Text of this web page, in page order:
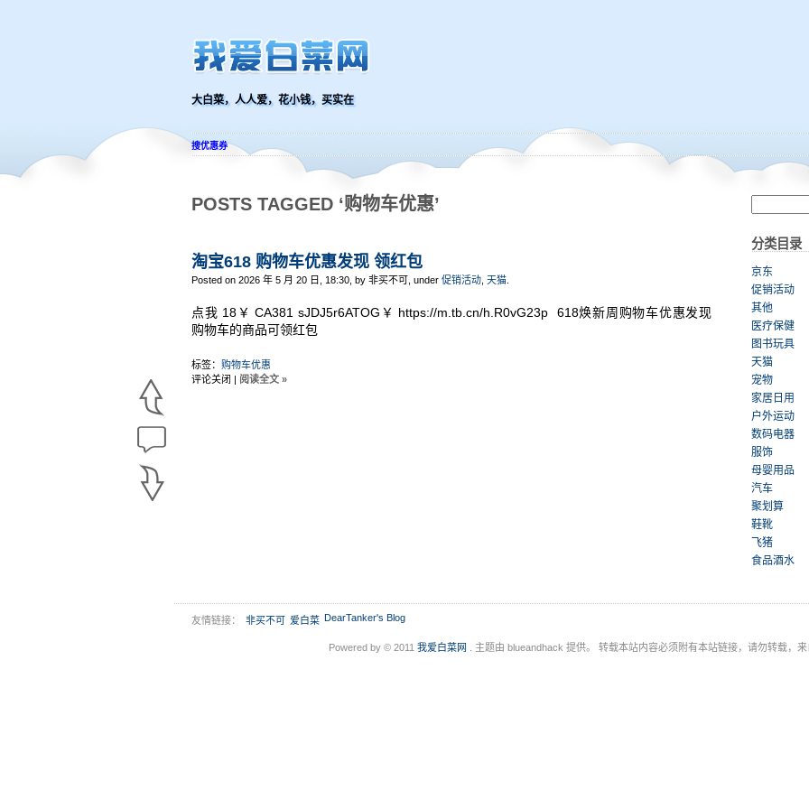
大白菜，人人爱，花小钱，买实在
搜优惠券
POSTS TAGGED ‘购物车优惠’
淘宝618 购物车优惠发现 领红包
Posted on 2026 年 5 月 20 日, 18:30, by 非买不可, under 促销活动 天猫
点我 18￥ CA381 sJDJ5r6ATOG￥ https://m.tb.cn/h.R0vG23p 618焕新周购物车优惠发现
购物车的商品可领红包
标签： 购物车优惠
评论关闭 | 阅读全文 »
分类目录
京东
促销活动
其他
医疗保健
图书玩具
天猫
宠物
家居日用
户外运动
数码电器
服饰
母婴用品
汽车
聚划算
鞋靴
飞猪
食品酒水
友情链接： 非买不可 爱白菜 DearTanker's Blog
Powered by © 2011 我爱白菜网 . 主题由 blueandhack 提供。 转载本站内容必须附有本站链接，请勿转载，来